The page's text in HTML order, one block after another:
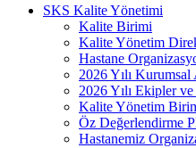
SKS Kalite Yönetimi
Kalite Birimi
Kalite Yönetim
Hastane
2026 Yılı
2026 Yılı Ekipler
Kalite Yönetim
Öz Değerlendirme
Hastanemiz